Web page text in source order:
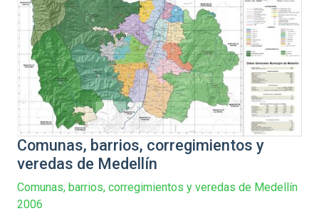
Comunas, barrios, corregimientos y
veredas de Medellín
Comunas, barrios, corregimientos y veredas de Medellín
2006